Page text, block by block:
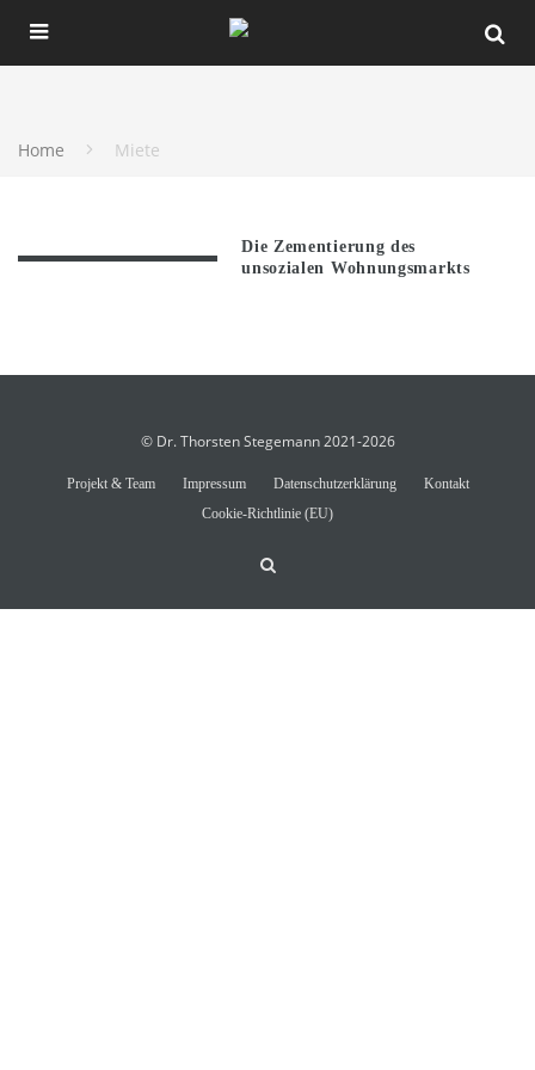
Home Miete
Die Zementierung des
unsozialen Wohnungsmarkts
© Dr. Thorsten Stegemann 2021-2026
Projekt & Team Impressum Datenschutzerklärung
Kontakt
Cookie-Richtlinie (EU)